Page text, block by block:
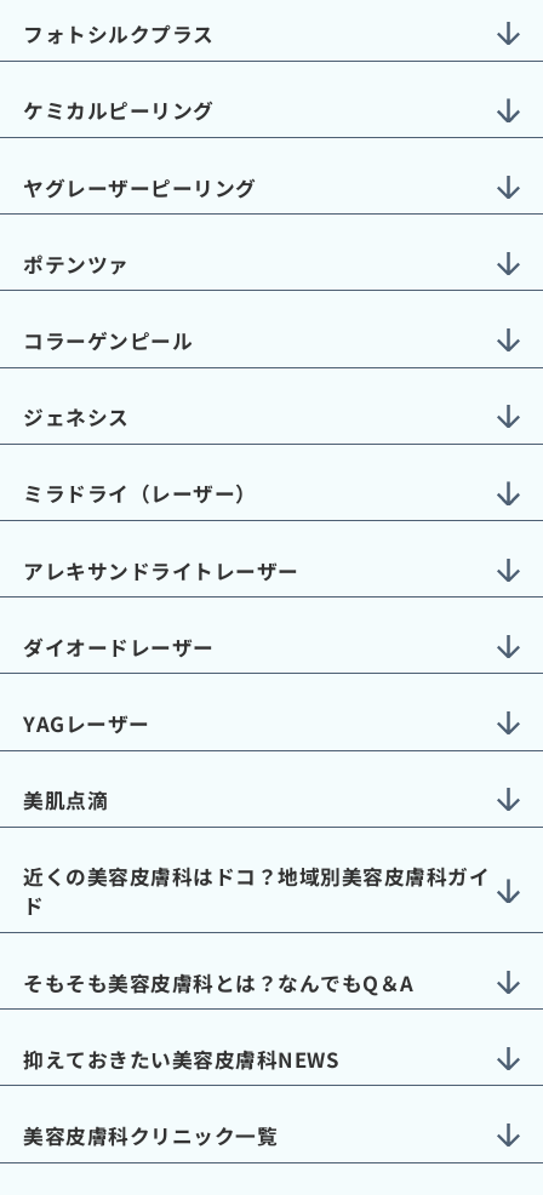
フォトシルクプラス
ケミカルピーリング
ヤグレーザーピーリング
ポテンツァ
コラーゲンピール
ジェネシス
ミラドライ（レーザー）
アレキサンドライトレーザー
ダイオードレーザー
YAGレーザー
美肌点滴
近くの美容皮膚科はドコ？地域別美容皮膚科ガイ
ド
そもそも美容皮膚科とは？なんでもQ＆A
抑えておきたい美容皮膚科NEWS
美容皮膚科クリニック一覧